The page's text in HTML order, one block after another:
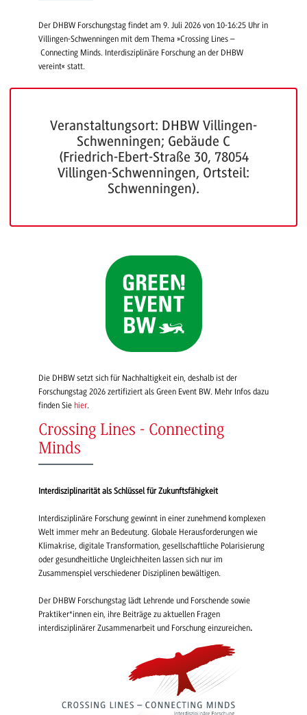
Der DHBW Forschungstag findet am 9. Juli 2026 von 10-16:25 Uhr in
Villingen-Schwenningen mit dem Thema »Crossing Lines –
Connecting Minds. Interdisziplinäre Forschung an der DHBW
vereint« statt.
Veranstaltungsort: DHBW Villingen-
Schwenningen; Gebäude C
(Friedrich-Ebert-Straße 30, 78054
Villingen-Schwenningen, Ortsteil:
Schwenningen).
Die DHBW setzt sich für Nachhaltigkeit ein, deshalb ist der
Forschungstag 2026 zertifiziert als Green Event BW. Mehr Infos dazu
finden Sie hier.
Crossing Lines - Connecting
Minds
Interdisziplinarität als Schlüssel für Zukunftsfähigkeit
Interdisziplinäre Forschung gewinnt in einer zunehmend komplexen
Welt immer mehr an Bedeutung. Globale Herausforderungen wie
Klimakrise, digitale Transformation, gesellschaftliche Polarisierung
oder gesundheitliche Ungleichheiten lassen sich nur im
Zusammenspiel verschiedener Disziplinen bewältigen.
Der DHBW Forschungstag lädt Lehrende und Forschende sowie
Praktiker*innen ein, ihre Beiträge zu aktuellen Fragen
interdisziplinärer Zusammenarbeit und Forschung einzureichen.